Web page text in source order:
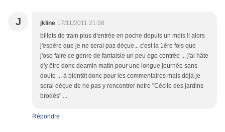
J jkline 17/11/2011 21:08
billets de train plus d'entrée en poche depuis un mois !! alors
j'espère que je ne serai pas déçue... c'est la 1ère fois que
j'ose faire ce genre de fantaisie un peu ego centrée ... j'ai hâte
d'y être donc deamin matin pour une longue journée sans
doute ... à bientôt donc pour les commentaires mais déjà je
serai déçue de ne pas y rencontrer notre "Cécile des jardins
brodés" ...
Répondre